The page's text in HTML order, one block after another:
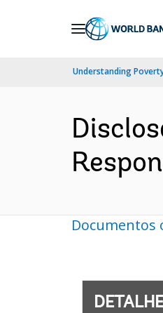
Understanding
Documentos